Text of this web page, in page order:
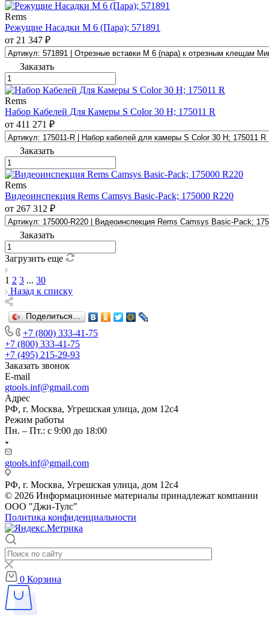
Rems
Режущие Насадки М 6 (Пара); 571891
от 21 347 ₽
Заказать
Rems
Набор Кабелей Для Камеры S Color 30 H; 175011 R
от 411 271 ₽
Заказать
Rems
Видеоинспекция Rems Camsys Basic-Pack; 175000 R220
от 267 312 ₽
Заказать
Загрузить еще
1 2 3 ... 30
Назад к списку
Поделиться…
+7 (800) 333-41-75
+7 (800) 333-41-75
+7 (495) 215-29-93
Заказать звонок
E-mail
gtools.inf@gmail.com
Адрес
РФ, г. Москва, Угрешская улица, дом 12с4
Режим работы
Пн. – Пт.: с 9:00 до 18:00
gtools.inf@gmail.com
РФ, г. Москва, Угрешская улица, дом 12с4
© 2026 Информационные материалы принадлежат компании
ООО "Джи-Тулс"
Политика конфиденциальности
0 Корзина